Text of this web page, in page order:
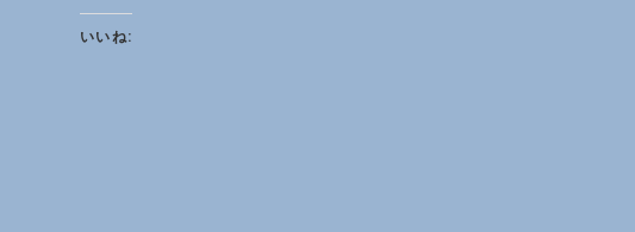
いいね: